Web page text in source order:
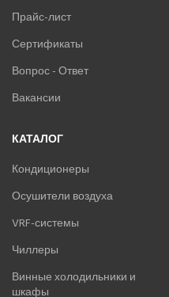
Прайс-лист
Сертификаты
Вопрос - Ответ
Вакансии
КАТАЛОГ
Кондиционеры
Осушители воздуха
VRF-системы
Чиллеры
Винные холодильники и
шкафы